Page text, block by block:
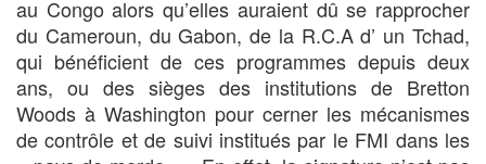
au Congo alors qu’elles auraient dû se rapprocher
du Cameroun, du Gabon, de la R.C.A d’ un Tchad,
qui bénéﬁcient de ces programmes depuis deux
ans, ou des sièges des institutions de Bretton
Woods à Washington pour cerner les mécanismes
de contrôle et de suivi institués par le FMI dans les